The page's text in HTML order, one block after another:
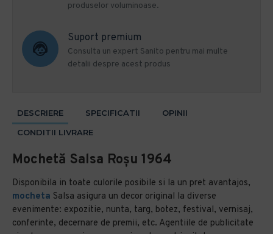
produselor voluminoase.
Suport premium
Consulta un expert Sanito pentru mai multe
detalii despre acest produs
DESCRIERE SPECIFICATII
OPINII
CONDITII LIVRARE
Mochetă Salsa Roșu 1964
Disponibila in toate culorile posibile si la un pret avantajos,
mocheta Salsa asigura un decor original la diverse
evenimente: expozitie, nunta, targ, botez, festival, vernisaj,
conferinte, decernare de premii, etc. Agentiile de publicitate